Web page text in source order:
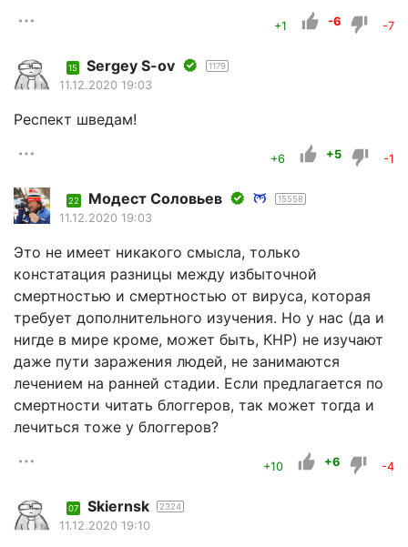
+1 -6 -7
15 Sergey S-ov 1179
11.12.2020 19:03
Респект шведам!
+6 +5 -1
22 Модест Соловьев 15558
11.12.2020 19:03
Это не имеет никакого смысла, только
констатация разницы между избыточной
смертностью и смертностью от вируса, которая
требует дополнительного изучения. Но у нас (да и
нигде в мире кроме, может быть, КНР) не изучают
даже пути заражения людей, не занимаются
лечением на ранней стадии. Если предлагается по
смертности читать блоггеров, так может тогда и
лечиться тоже у блоггеров?
+10 +6 -4
07 Skiernsk 2324
11.12.2020 19:10